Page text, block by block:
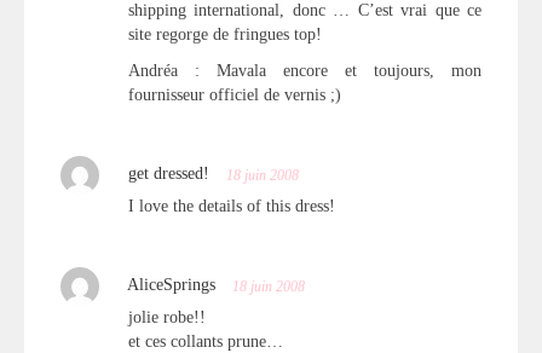
shipping international, donc … C’est vrai que ce
site regorge de fringues top!
Andréa : Mavala encore et toujours, mon
fournisseur officiel de vernis ;)
get dressed! 18 juin 2008
I love the details of this dress!
AliceSprings 18 juin 2008
jolie robe!!
et ces collants prune…